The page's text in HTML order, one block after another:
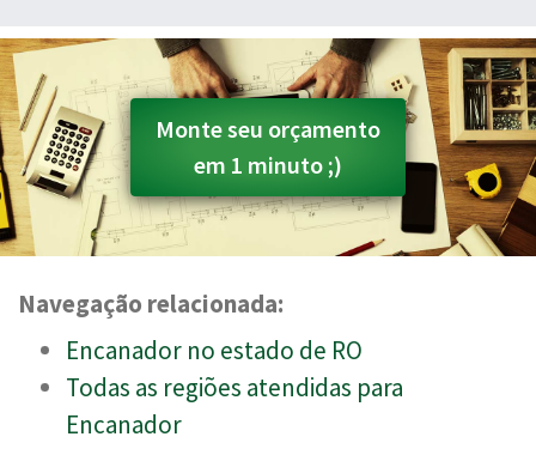
Monte seu orçamento
em 1 minuto ;)
Navegação relacionada:
Encanador no estado de RO
Todas as regiões atendidas para
Encanador